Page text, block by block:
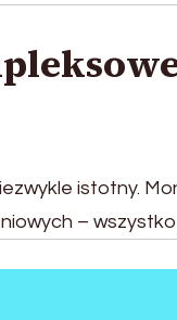
istotny.
–